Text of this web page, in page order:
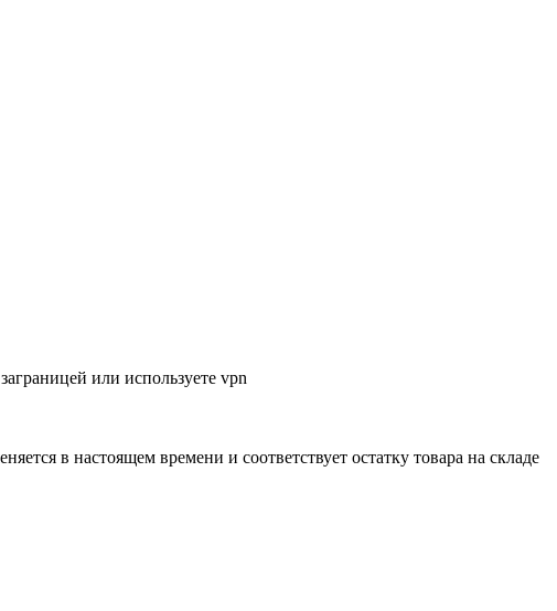
или используете vpn
в настоящем времени и соответствует остатку товара на складе